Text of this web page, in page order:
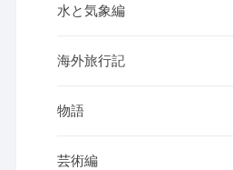
水と気象編
海外旅行記
物語
芸術編